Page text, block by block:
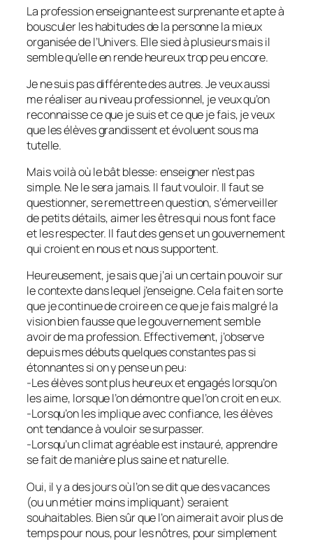
La profession enseignante est surprenante et apte à
bousculer les habitudes de la personne la mieux
organisée de l’Univers. Elle sied à plusieurs mais il
semble qu’elle en rende heureux trop peu encore.
Je ne suis pas différente des autres. Je veux aussi
me réaliser au niveau professionnel, je veux qu’on
reconnaisse ce que je suis et ce que je fais, je veux
que les élèves grandissent et évoluent sous ma
tutelle.
Mais voilà où le bât blesse: enseigner n’est pas
simple. Ne le sera jamais. Il faut vouloir. Il faut se
questionner, se remettre en question, s’émerveiller
de petits détails, aimer les êtres qui nous font face
et les respecter. Il faut des gens et un gouvernement
qui croient en nous et nous supportent.
Heureusement, je sais que j’ai un certain pouvoir sur
le contexte dans lequel j’enseigne. Cela fait en sorte
que je continue de croire en ce que je fais malgré la
vision bien fausse que le gouvernement semble
avoir de ma profession. Effectivement, j’observe
depuis mes débuts quelques constantes pas si
étonnantes si on y pense un peu:
-Les élèves sont plus heureux et engagés lorsqu’on
les aime, lorsque l’on démontre que l’on croit en eux.
-Lorsqu’on les implique avec confiance, les élèves
ont tendance à vouloir se surpasser.
-Lorsqu’un climat agréable est instauré, apprendre
se fait de manière plus saine et naturelle.
Oui, il y a des jours où l’on se dit que des vacances
(ou un métier moins impliquant) seraient
souhaitables. Bien sûr que l’on aimerait avoir plus de
temps pour nous, pour les nôtres, pour simplement